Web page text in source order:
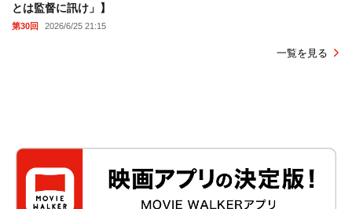
とは監督に訊け」】
第30回 2026/6/25 21:15
一覧を見る